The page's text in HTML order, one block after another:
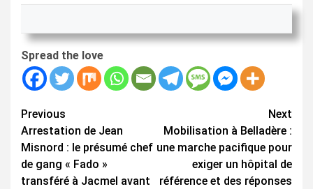
Spread the love
Continue
Reading
Previous
Arrestation de Jean
Misnord : le présumé chef
de gang « Fado »
transféré à Jacmel avant
Next
Mobilisation à Belladère :
une marche pacifique pour
exiger un hôpital de
référence et des réponses